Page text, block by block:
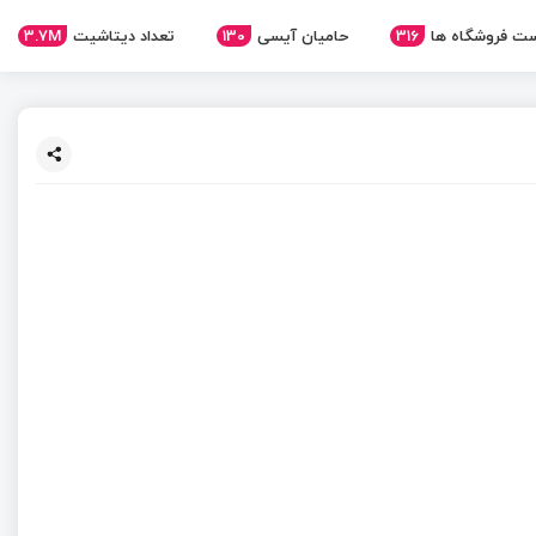
فروشگاه ها 316 حامیان آیسی 130 تعداد دیتاشیت 3.7M